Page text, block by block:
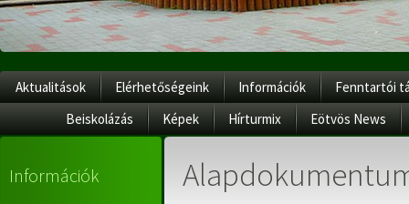
Aktualitások Elérhetőségeink Információk
Fenntartói
Beiskolázás
Képek Hírturmix Eötvös News
Információk